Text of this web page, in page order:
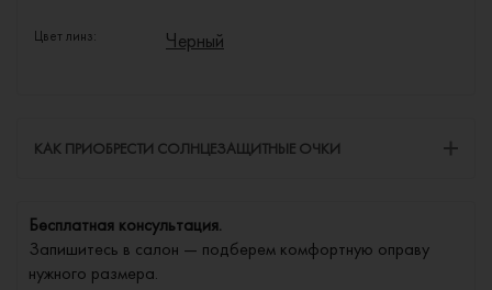
Цвет линз: Черный
КАК ПРИОБРЕСТИ СОЛНЦЕЗАЩИТНЫЕ ОЧКИ
Бесплатная консультация.
Запишитесь в салон — подберем комфортную оправу
нужного размера.